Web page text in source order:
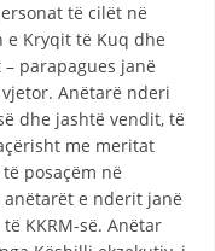
të cilët në
e Kryqit të Kuq dhe
parapagues janë
Anëtarë nderi
dhe jashtë vendit, të
me meritat
posaçëm në
e nderit janë
KKRM-së. Anëtar